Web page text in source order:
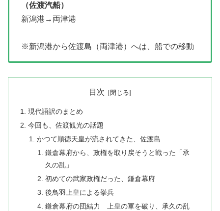
（佐渡汽船）
新潟港→両津港
※新潟港から佐渡島（両津港）へは、船での移動
目次
現代語訳のまとめ
今回も、佐渡観光の話題
かつて順徳天皇が流されてきた、佐渡島
鎌倉幕府から、政権を取り戻そうと戦った「承
久の乱」
初めての武家政権だった、鎌倉幕府
後鳥羽上皇による挙兵
鎌倉幕府の団結力 上皇の軍を破り、承久の乱